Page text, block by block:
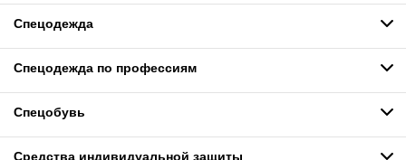
Спецодежда
Спецодежда по профессиям
Спецобувь
Средства индивидуальной защиты